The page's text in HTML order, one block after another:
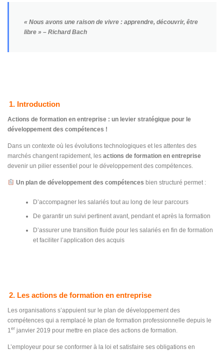
« Nous avons une raison de vivre : apprendre, découvrir, être
libre » – Richard Bach
1. Introduction
Actions de formation en entreprise : un levier stratégique pour le
développement des compétences !
Dans un contexte où les évolutions technologiques et les attentes des
marchés changent rapidement, les actions de formation en entreprise
devenir un pilier essentiel pour le développement des compétences.
Un plan de développement des compétences bien structuré permet :
D’accompagner les salariés tout au long de leur parcours
De garantir un suivi pertinent avant, pendant et après la formation
D’assurer une transition fluide pour les salariés en fin de formation
et faciliter l’application des acquis
2. Les actions de formation en entreprise
Les organisations s’appuient sur le plan de développement des
compétences qui a remplacé le plan de formation professionnelle depuis le
1er janvier 2019 pour mettre en place des actions de formation.
L’employeur pour se conformer à la loi et satisfaire ses obligations en